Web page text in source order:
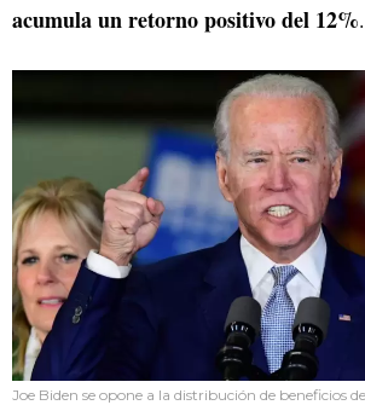
acumula un retorno positivo del 12%.
Joe Biden se opone a la distribución de beneficios